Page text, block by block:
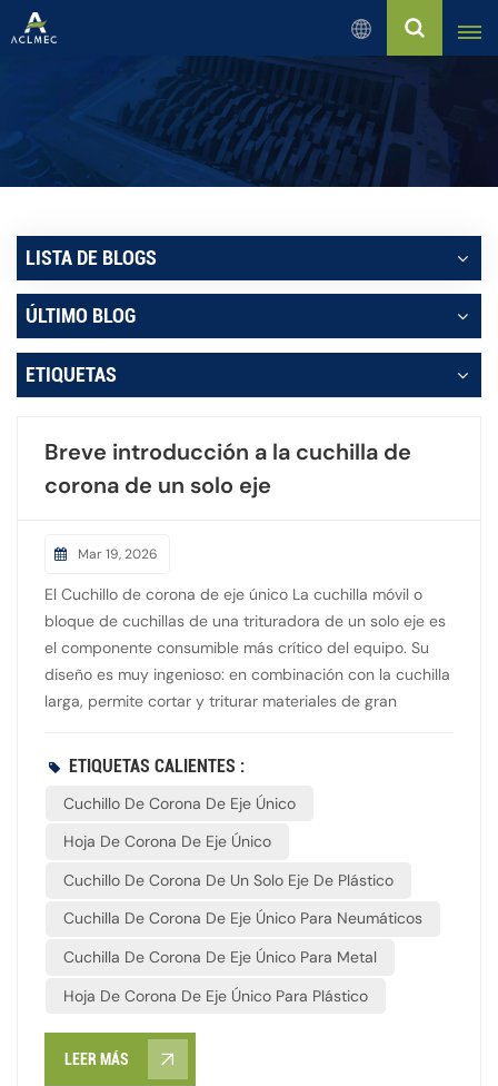
Español
English
Русский
Español
بالعربية
Français
Português
LISTA DE BLOGS
ÚLTIMO BLOG
ETIQUETAS
Breve introducción a la cuchilla de
corona de un solo eje
Mar 19, 2026
El Cuchillo de corona de eje único La cuchilla móvil o
bloque de cuchillas de una trituradora de un solo eje es
el componente consumible más crítico del equipo. Su
diseño es muy ingenioso: en combinación con la cuchilla
larga, permite cortar y triturar materiales de gran
de corona de eje único es su estructura cuadrada
cuchilla Crown son filos cortantes. Cuando una esquina
se desgasta y la fuerza de corte disminuye, el operario
cuchilla 90° para usar un filo nuevo. Vida útil: Una
cuchilla se puede voltear y usar 4 veces, lo que reduce
y la frecuencia de reemplazo. Diseño de superficie
cóncava: Las hojas cuadradas de alto rendimiento
estructura geométrica produce un mejor agarre del
material, lo que permite un corte más limpio y reduce el
ETIQUETAS CALIENTES :
Cuchillo De Corona De Eje Único
Hoja De Corona De Eje Único
Cuchillo De Corona De Un Solo Eje De Plástico
Cuchilla De Corona De Eje Único Para Neumáticos
Cuchilla De Corona De Eje Único Para Metal
Hoja De Corona De Eje Único Para Plástico
LEER MÁS